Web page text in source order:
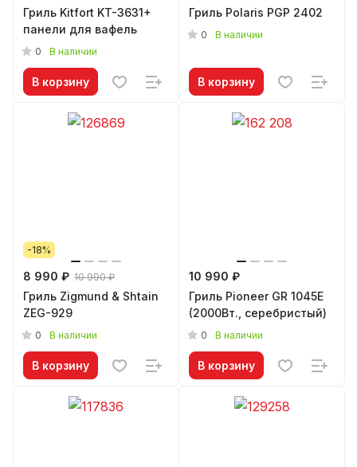
Гриль Kitfort KT-3631+
панели для вафель
0 В наличии
В корзину
Гриль Polaris PGP 2402
0 В наличии
В корзину
-18%
8 990 ₽ 10 990 ₽
Гриль Zigmund & Shtain
ZEG-929
0 В наличии
В корзину
10 990 ₽
Гриль Pioneer GR 1045E
(2000Вт., серебристый)
0 В наличии
В корзину